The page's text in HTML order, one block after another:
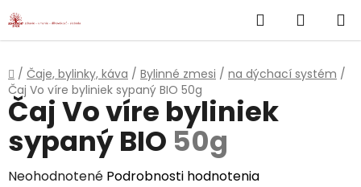
Prejsť
na
Hľadať
KOŠÍK
Domov
/ Čaje, bylinky, káva / Bylinné zmesi / na dýchací systém /
Čaj Vo víre byliniek sypaný BIO 50g
Čaj Vo víre byliniek
sypaný BIO 50g
Priemerné
Neohodnotené Podrobnosti hodnotenia